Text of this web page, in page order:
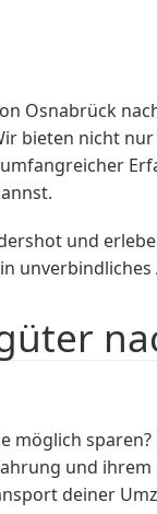
Osnabrück
bieten nicht
und
unverbindliches
möglich
und
deiner